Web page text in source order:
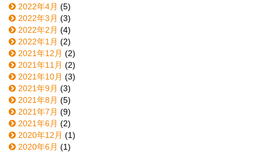
2022年4月 (5)
2022年3月 (3)
2022年2月 (4)
2022年1月 (2)
2021年12月 (2)
2021年11月 (2)
2021年10月 (3)
2021年9月 (3)
2021年8月 (5)
2021年7月 (9)
2021年6月 (2)
2020年12月 (1)
2020年6月 (1)